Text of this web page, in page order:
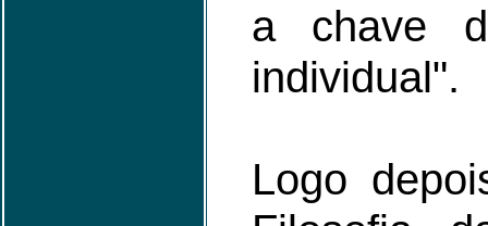
a chave
individual".
Logo